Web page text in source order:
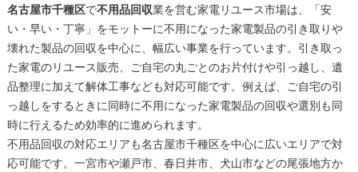
名古屋市千種区で不用品回収業を営む家電リユース市場は、「安
い・早い・丁寧」をモットーに不用になった家電製品の引き取りや
壊れた製品の回収を中心に、幅広い事業を行っています。引き取っ
た家電のリユース販売、ご自宅の丸ごとのお片付けや引っ越し、遺
品整理に加えて解体工事なども対応可能です。例えば、ご自宅の引
っ越しをするときに同時に不用になった家電製品の回収や選別も同
時に行えるため効率的に進められます。
不用品回収の対応エリアも名古屋市千種区を中心に広いエリアで対
応可能です。一宮市や瀬戸市、春日井市、犬山市などの尾張地方か